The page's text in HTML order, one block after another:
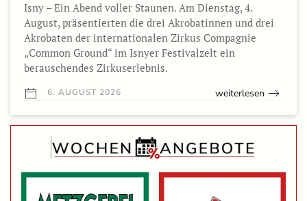
Isny – Ein Abend voller Staunen. Am Dienstag, 4.
August, präsentierten die drei Akrobatinnen und drei
Akrobaten der internationalen Zirkus Compagnie
„Common Ground“ im Isnyer Festivalzelt ein
berauschendes Zirkuserlebnis.
6. AUGUST 2026 weiterlesen